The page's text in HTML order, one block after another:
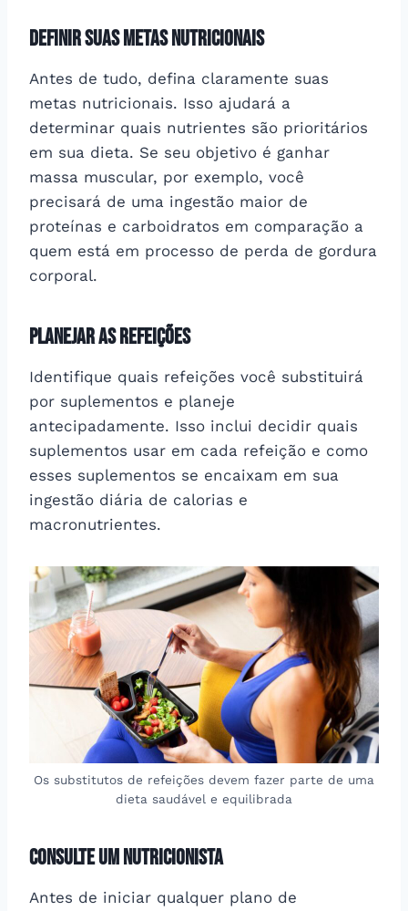
Definir Suas Metas Nutricionais
Antes de tudo, defina claramente suas
metas nutricionais. Isso ajudará a
determinar quais nutrientes são prioritários
em sua dieta. Se seu objetivo é ganhar
massa muscular, por exemplo, você
precisará de uma ingestão maior de
proteínas e carboidratos em comparação a
quem está em processo de perda de gordura
corporal.
Planejar as Refeições
Identifique quais refeições você substituirá
por suplementos e planeje
antecipadamente. Isso inclui decidir quais
suplementos usar em cada refeição e como
esses suplementos se encaixam em sua
ingestão diária de calorias e
macronutrientes.
Os substitutos de refeições devem fazer parte de uma
dieta saudável e equilibrada
Consulte um Nutricionista
Antes de iniciar qualquer plano de